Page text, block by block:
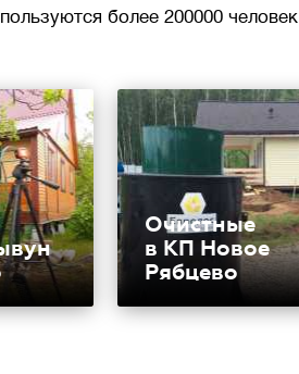
более 200000 человек
Очистные
в КП Новое
Рябцево